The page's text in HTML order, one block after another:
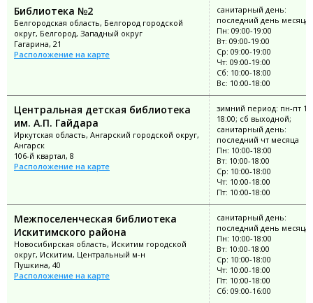
Библиотека №2
Белгородская область, Белгород городской
округ, Белгород, Западный округ
Гагарина, 21
Расположение на карте
санитарный день:
последний день месяца
Пн: 09:00-19:00
Вт: 09:00-19:00
Ср: 09:00-19:00
Чт: 09:00-19:00
Сб: 10:00-18:00
Вс: 10:00-18:00
Центральная детская библиотека
им. А.П. Гайдара
Иркутская область, Ангарский городской округ,
Ангарск
106-й квартал, 8
Расположение на карте
зимний период: пн-пт
18:00; сб выходной;
санитарный день:
последний чт месяца
Пн: 10:00-18:00
Вт: 10:00-18:00
Ср: 10:00-18:00
Чт: 10:00-18:00
Пт: 10:00-18:00
Межпоселенческая библиотека
Искитимского района
Новосибирская область, Искитим городской
округ, Искитим, Центральный м-н
Пушкина, 40
Расположение на карте
санитарный день:
последний день месяца;
Пн: 10:00-18:00
Вт: 10:00-18:00
Ср: 10:00-18:00
Чт: 10:00-18:00
Пт: 10:00-18:00
Сб: 09:00-16:00